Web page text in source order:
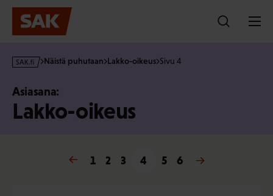
Hyppää
sisältöön
s
k
·
Näistä puhutaan Lakko-oikeus Sivu 4
Asiasana:
Lakko-oikeus
« Edellinen
1 2 3 4 5 6
Seuraava »